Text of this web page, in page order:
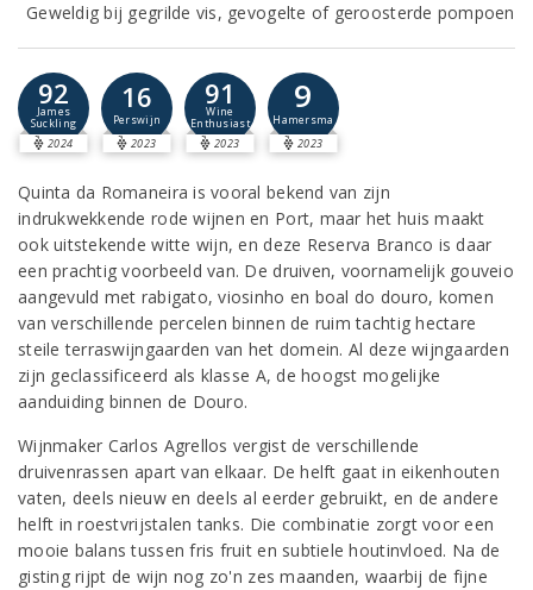
Geweldig bij gegrilde vis, gevogelte of geroosterde pompoen
92
James
Suckling
2024
16
Perswijn
2023
91
Wine
Enthusiast
2023
9
Hamersma
2023
Quinta da Romaneira is vooral bekend van zijn
indrukwekkende rode wijnen en Port, maar het huis maakt
ook uitstekende witte wijn, en deze Reserva Branco is daar
een prachtig voorbeeld van. De druiven, voornamelijk gouveio
aangevuld met rabigato, viosinho en boal do douro, komen
van verschillende percelen binnen de ruim tachtig hectare
steile terraswijngaarden van het domein. Al deze wijngaarden
zijn geclassificeerd als klasse A, de hoogst mogelijke
aanduiding binnen de Douro.
Wijnmaker Carlos Agrellos vergist de verschillende
druivenrassen apart van elkaar. De helft gaat in eikenhouten
vaten, deels nieuw en deels al eerder gebruikt, en de andere
helft in roestvrijstalen tanks. Die combinatie zorgt voor een
mooie balans tussen fris fruit en subtiele houtinvloed. Na de
gisting rijpt de wijn nog zo'n zes maanden, waarbij de fijne